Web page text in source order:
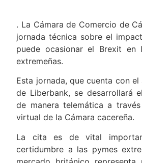
. La Cámara de Comercio de
jornada técnica sobre el
puede ocasionar el Brexit en
extremeñas.
Esta jornada, que cuenta con
de Liberbank, se desarrollará
de manera telemática a
virtual de la Cámara cacereña.
La cita es de vital
certidumbre a las pymes